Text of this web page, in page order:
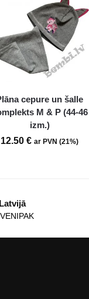
cepure un šalle
M & P (44-46
izm.)
12.50€ ar PVN (21%)